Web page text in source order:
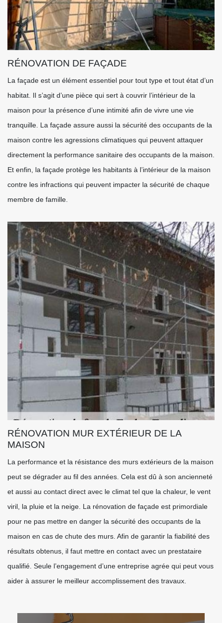
RÉNOVATION DE FAÇADE
La façade est un élément essentiel pour tout type et tout état d’un
habitat. Il s’agit d’une pièce qui sert à couvrir l’intérieur de la
maison pour la présence d’une intimité afin de vivre une vie
tranquille. La façade assure aussi la sécurité des occupants de la
maison contre les agressions climatiques qui peuvent attaquer
directement la performance sanitaire des occupants de la maison.
Et enfin, la façade protège les habitants à l’intérieur de la maison
contre les infractions qui peuvent impacter la sécurité de chaque
membre de famille.
RÉNOVATION MUR EXTÉRIEUR DE LA
MAISON
La performance et la résistance des murs extérieurs de la maison
peut se dégrader au fil des années. Cela est dû à son ancienneté
et aussi au contact direct avec le climat tel que la chaleur, le vent
viril, la pluie et la neige. La rénovation de façade est primordiale
pour ne pas mettre en danger la sécurité des occupants de la
maison en cas de chute des murs. Afin de garantir la fiabilité des
résultats obtenus, il faut mettre en contact avec un prestataire
qualifié. Seule l’engagement d’une entreprise agrée qui peut vous
aider à assurer le meilleur accomplissement des travaux.